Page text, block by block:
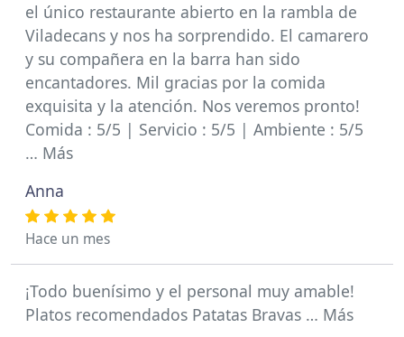
el único restaurante abierto en la rambla de
Viladecans y nos ha sorprendido. El camarero
y su compañera en la barra han sido
encantadores. Mil gracias por la comida
exquisita y la atención. Nos veremos pronto!
Comida : 5/5 | Servicio : 5/5 | Ambiente : 5/5
… Más
Anna
Hace un mes
¡Todo buenísimo y el personal muy amable!
Platos recomendados Patatas Bravas … Más